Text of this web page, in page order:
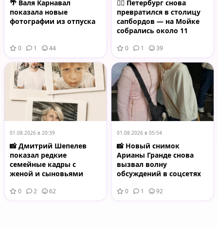
🌴 Валя Карнавал
показала новые
фотографии из отпуска
0 1 44
🏄‍♀️ Петербург снова
превратился в столицу
сапбордов — на Мойке
собрались около 11
0 1 39
01.08.2026 в 20:39
📸 Дмитрий Шепелев
показал редкие
семейные кадры с
женой и сыновьями
0 2 62
01.08.2026 в 05:54
📸 Новый снимок
Арианы Гранде снова
вызвал волну
обсуждений в соцсетях
0 1 92